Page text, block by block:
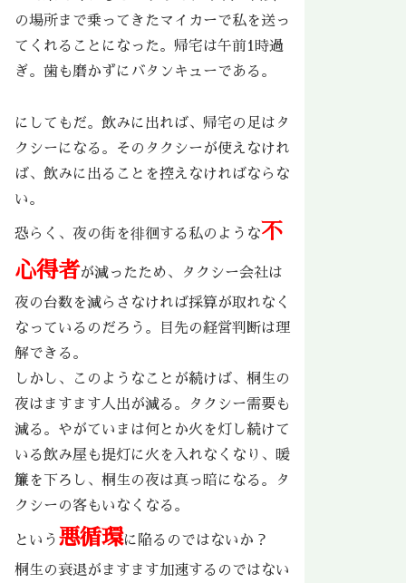
の場所まで乗ってきたマイカーで私を送っ
てくれることになった。帰宅は午前1時過
ぎ。歯も磨かずにバタンキューである。
にしてもだ。飲みに出れば、帰宅の足はタ
クシーになる。そのタクシーが使えなけれ
ば、飲みに出ることを控えなければならな
い。
恐らく、夜の街を徘徊する私のような不
心得者が減ったため、タクシー会社は
夜の台数を減らさなければ採算が取れなく
なっているのだろう。目先の経営判断は理
解できる。
しかし、このようなことが続けば、桐生の
夜はますます人出が減る。タクシー需要も
減る。やがていまは何とか火を灯し続けて
いる飲み屋も提灯に火を入れなくなり、暖
簾を下ろし、桐生の夜は真っ暗になる。タ
クシーの客もいなくなる。
という 悪循環に陥るのではないか？
桐生の衰退がますます加速するのではない